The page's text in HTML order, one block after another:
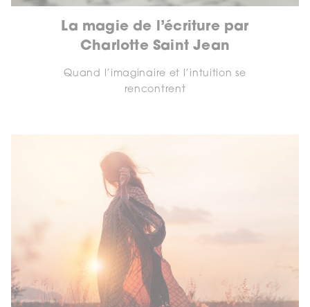
La magie de l’écriture par
Charlotte Saint Jean
Quand l’imaginaire et l’intuition se
rencontrent